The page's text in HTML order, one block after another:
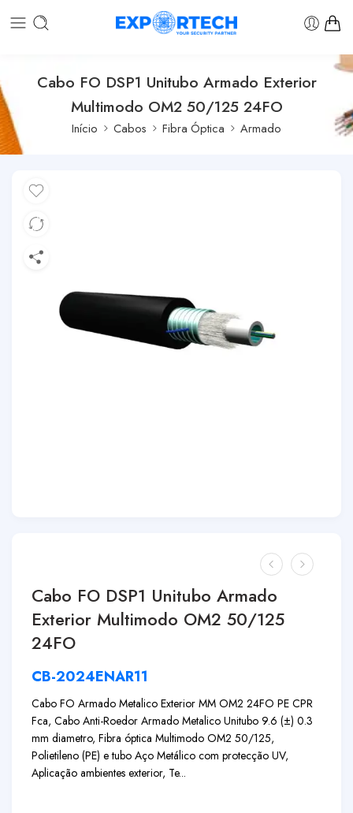
Cabo FO DSP1 Unitubo Armado Exterior
Multimodo OM2 50/125 24FO
Início Cabos Fibra Óptica Armado
Cabo FO DSP1 Unitubo Armado
Exterior Multimodo OM2 50/125
24FO
CB-2024ENAR11
Cabo FO Armado Metalico Exterior MM OM2 24FO PE CPR
Fca, Cabo Anti-Roedor Armado Metalico Unitubo 9.6 (±) 0.3
mm diametro, Fibra óptica Multimodo OM2 50/125,
Polietileno (PE) e tubo Aço Metálico com protecção UV,
Aplicação ambientes exterior, Te...